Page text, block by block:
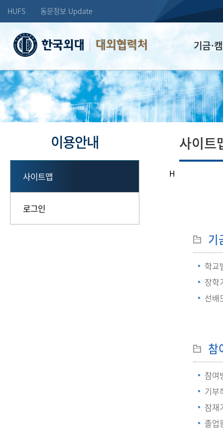
HUFS 동문정보 Update
대외협력처 기금·
학교발전기
장학기금
선배드림 장
이용안내
사이트맵
로그인
H
사이트
기
학교
장학
선배
참
참여
기부
잠재
졸업